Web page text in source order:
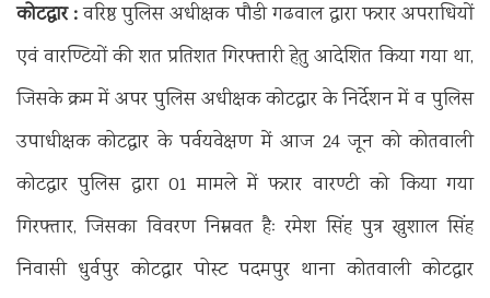
कोटद्वार :वरिष्ठ पुलिस अधीक्षक पौडी गढवाल द्वारा फरार अपराधियों
एवं वारण्टियों की शत प्रतिशत गिरफ्तारी हेतु आदेशित किया गया था,
जिसके क्रम में अपर पुलिस अधीक्षक कोटद्वार के निर्देशन में व पुलिस
उपाधीक्षक कोटद्वार के पर्वयवेक्षण में आज 24 जून को कोतवाली
कोटद्वार पुलिस द्वारा 01 मामले में फरार वारण्टी को किया गया
गिरफ्तार, जिसका विवरण निम्नवत हैः रमेश सिंह पुत्र खुशाल सिंह
निवासी धुर्वपुर कोटद्वार पोस्ट पदमपुर थाना कोतवाली कोटद्वार